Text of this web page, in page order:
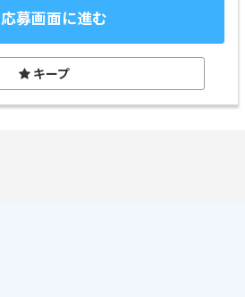
応募画面に進む
キープ